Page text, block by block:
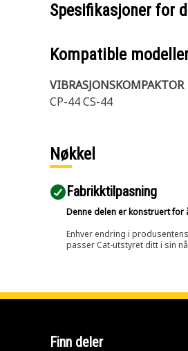
Spesifikasjoner for
Kompatible
VIBRASJONSKOMPAKTOR
CP-44 CS-44
Nøkkel
Fabrikktilpasning
Denne delen er konstruert
Enhver endring i
passer Cat-utstyret ditt i sin
Finn deler